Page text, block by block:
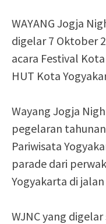
WAYANG Jogja
digelar 7 Oktober
acara Festival
HUT Kota
Wayang Jogja
pegelaran
Pariwisata
parade dari
Yogyakarta di
WJNC yang